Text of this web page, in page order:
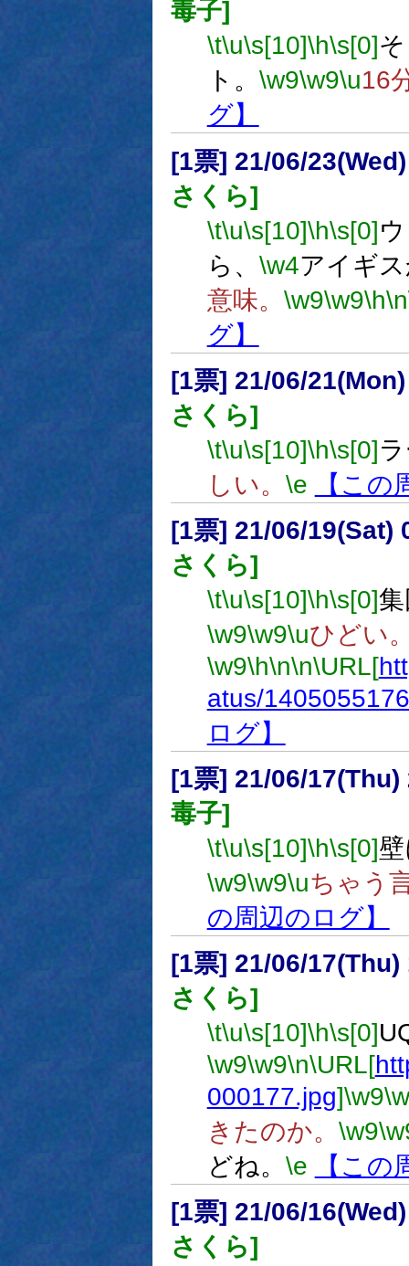
毒子]
\t\u\s[10]\h\s[0]
ト。 \w9\w9\u16
グ】
[1票] 21/06/
さくら]
\t\u\s[10]\h\s[0]
ら、 \w4アイギ
意味。 \w9\w9\h\n
グ】
[1票] 21/06/
さくら]
\t\u\s[10]\h\s[0]
しい。 \e
【この
[1票] 21/06/19(Sat)
さくら]
\t\u\s[10]\h\s[0]
\w9\w9\uひどい
\w9\h\n\n\URL[
atus/
ログ】
[1票] 21/06/
毒子]
\t\u\s[10]\h\s[0]
\w9\w9\uちゃう
の周辺のログ】
[1票] 21/06/
さくら]
\t\u\s[10]\h\s[0]
\w9\w9\n\URL[
000177.jpg]\w9
きたのか。 \w9
どね。 \e
【この
[1票] 21/06/
さくら]